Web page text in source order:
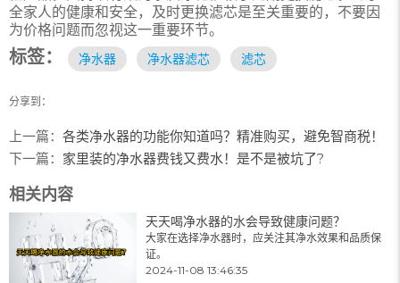
全家人的健康和安全，及时更换滤芯是至关重要的，不要因
为价格问题而忽视这一重要环节。
标签： 净水器 净水器滤芯 滤芯
分享到：
上一篇： 各类净水器的功能你知道吗？精准购买，避免智商税！
下一篇： 家里装的净水器费钱又费水！是不是被坑了?
相关内容
天天喝净水器的水会导致健康问题？
大家在选择净水器时，应关注其净水效果和品质保
证。
2024-11-08 13:46:35